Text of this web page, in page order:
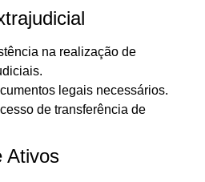
na realização de
legais necessários.
de transferência de